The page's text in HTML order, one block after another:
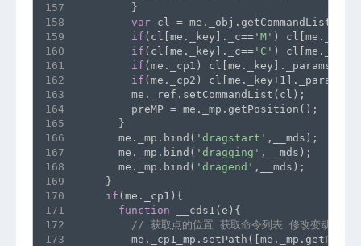
157
158
159
160
161
162
163
164
165
166
167
168
169
170
171
172
173
        }
var cl = me._obj.getCommandList();
if (cl[me._key]._c=='M' )
if (cl[me._key]._c=='C' )
if (me._cp1)
if (me._cp2)
        me._ref.setCommandList(cl);
        preMP = me._mp.getPosition();
      }
      me._mp.bind(
'dragstart' ,__mds);
      me._mp.bind(
'dragging' ,__mds);
      me._mp.bind(
'dragend' ,__mds);
    }
if (me._cp1){
function __cds1(e){
// 获取点的位置 获取命令列表 修改变动部分